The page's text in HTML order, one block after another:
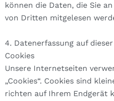
können die Daten, die Sie
von Dritten mitgelesen
4. Datenerfassung auf
Cookies
Unsere Internetseiten
„Cookies“. Cookies sind
richten auf Ihrem Endgerät